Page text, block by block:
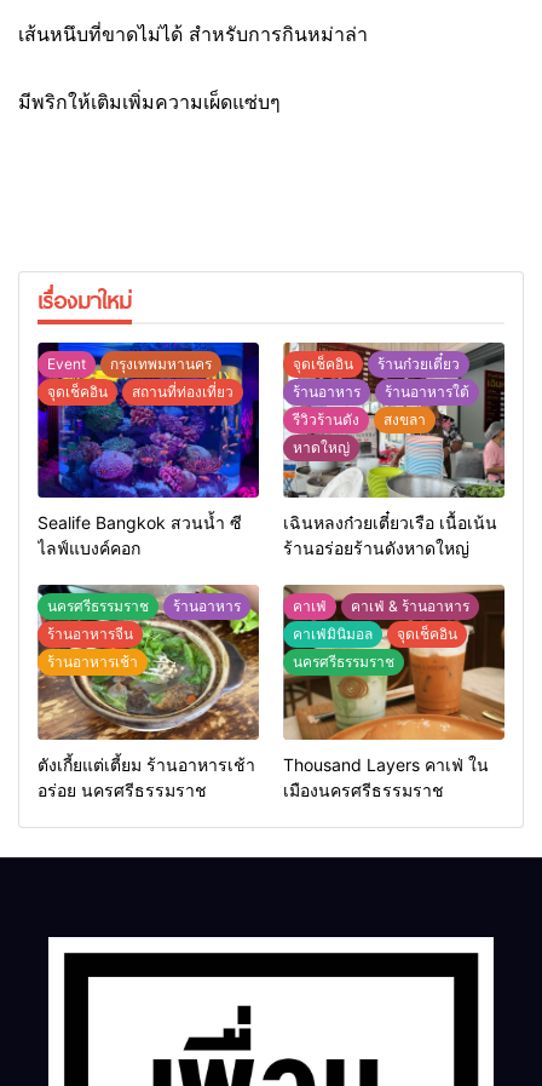
เส้นหนึบที่ขาดไม่ได้ สำหรับการกินหม่าล่า
มีพริกให้เติมเพิ่มความเผ็ดแซ่บๆ
เรื่องมาใหม่
Event
กรุงเทพมหานคร
จุดเช็คอิน
สถานที่ท่องเที่ยว
Sealife Bangkok สวนน้ำ ซี
ไลฟ์แบงค์คอก
จุดเช็คอิน
ร้านก๋วยเตี๋ยว
ร้านอาหาร
ร้านอาหารใต้
รีวิวร้านดัง
สงขลา
หาดใหญ่
เฉินหลงก๋วยเตี๋ยวเรือ เนื้อเน้น
ร้านอร่อยร้านดังหาดใหญ่
นครศรีธรรมราช
ร้านอาหาร
ร้านอาหารจีน
ร้านอาหารเช้า
ตังเกี้ยแต่เตี้ยม ร้านอาหารเช้า
อร่อย นครศรีธรรมราช
คาเฟ่
คาเฟ่ & ร้านอาหาร
คาเฟ่มินิมอล
จุดเช็คอิน
นครศรีธรรมราช
Thousand Layers คาเฟ่ ใน
เมืองนครศรีธรรมราช